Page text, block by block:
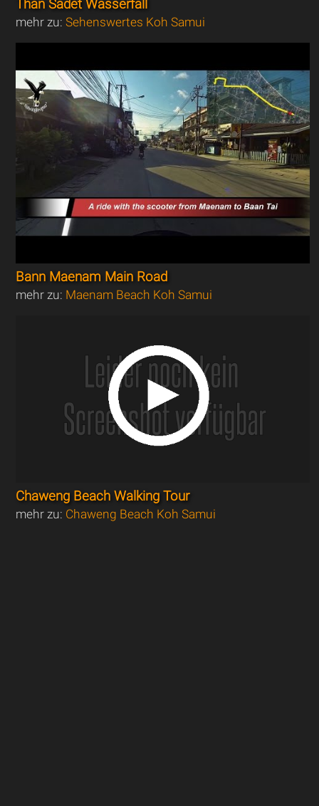
Than Sadet Wasserfall
mehr zu:Sehenswertes Koh Samui
Bann Maenam Main Road
mehr zu: Maenam Beach Koh Samui
Chaweng Beach Walking Tour
mehr zu: Chaweng Beach Koh Samui